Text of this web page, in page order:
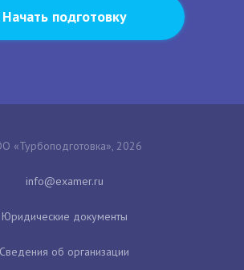
Начать подготовку
«Турбоподготовка», 2026
Юридические документы
Сведения об организации